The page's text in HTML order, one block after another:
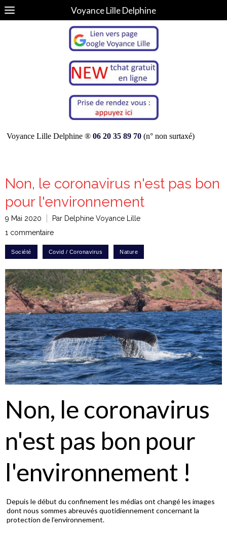
Voyance Lille Delphine
Voyance Lille Delphine ® 06 20 35 89 70 (n° non surtaxé)
Non, le coronavirus n'est pas bon
pour l'environnement
9 Mai 2020
Par Delphine Voyance Lille
1 commentaire
Non, le coronavirus
n'est pas bon pour
l'environnement !
Depuis le début du confinement les médias ont changé les images
dont nous sommes abreuvés quotidiennement concernant la
protection de l’environnement.